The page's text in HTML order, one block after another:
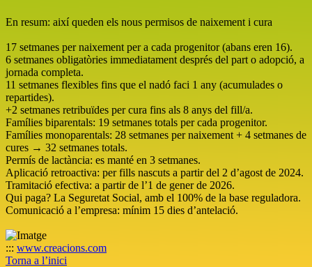
En resum: així queden els nous permisos de naixement i cura
17 setmanes per naixement per a cada progenitor (abans eren 16).
6 setmanes obligatòries immediatament després del part o adopció, a
jornada completa.
11 setmanes flexibles fins que el nadó faci 1 any (acumulades o
repartides).
+2 setmanes retribuïdes per cura fins als 8 anys del fill/a.
Famílies biparentals: 19 setmanes totals per cada progenitor.
Famílies monoparentals: 28 setmanes per naixement + 4 setmanes de
cures → 32 setmanes totals.
Permís de lactància: es manté en 3 setmanes.
Aplicació retroactiva: per fills nascuts a partir del 2 d’agost de 2024.
Tramitació efectiva: a partir de l’1 de gener de 2026.
Qui paga? La Seguretat Social, amb el 100% de la base reguladora.
Comunicació a l’empresa: mínim 15 dies d’antelació.
::: www.creacions.com
Torna a l’inici